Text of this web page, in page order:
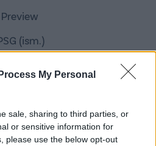
My Personal
sale, sharing to third parties, or
or sensitive information for
please use the below opt-out
(ism.)
AC Milan - Brescia (ÉLŐ)
Juventus - Napoli (ÉLŐ)